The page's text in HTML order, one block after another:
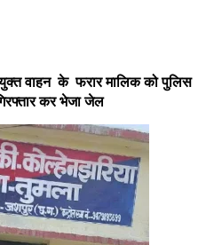
वाहन के फरार मालिक को पुलिस
कर भेजा जेल